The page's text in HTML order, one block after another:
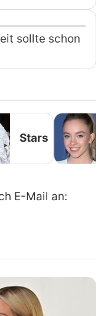
sollte schon
Stars
E-Mail an: